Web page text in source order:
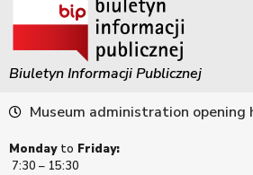
Biuletyn Informacji Publicznej
Museum administration opening
Monday to Friday:
7:30 – 15:30